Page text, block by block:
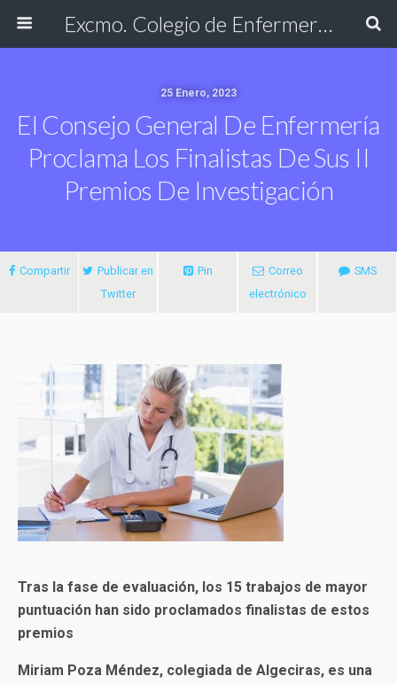
Excmo. Colegio de Enfermería de Cádiz
25 Enero, 2023
El Consejo General De Enfermería
Proclama Los Finalistas De Sus II
Premios De Investigación
Compartir
Publicar en
Twitter
Pin
Correo
electrónico
SMS
Tras la fase de evaluación, los 15 trabajos de mayor
puntuación han sido proclamados finalistas de estos
premios
Miriam Poza Méndez, colegiada de Algeciras, es una